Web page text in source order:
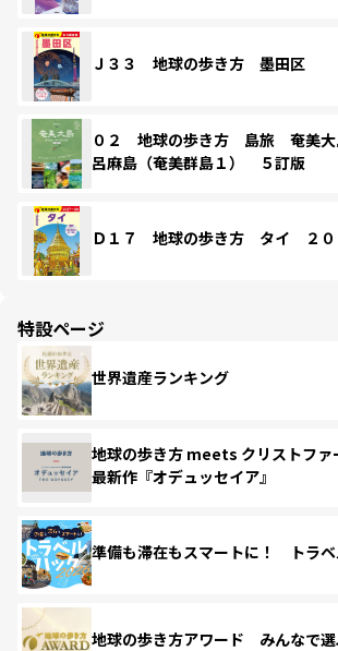
Ｊ３３ 地球の歩き方 墨田区
０２ 地球の歩き方 島旅 奄美
呂麻島（奄美群島１） ５訂版
Ｄ１７ 地球の歩き方 タイ ２０
特設ページ
世界遺産ランキング
地球の歩き方 meets クリストファ
最新作『オデュッセイア』
準備も滞在もスマートに！ トラ
地球の歩き方アワード みんなで選